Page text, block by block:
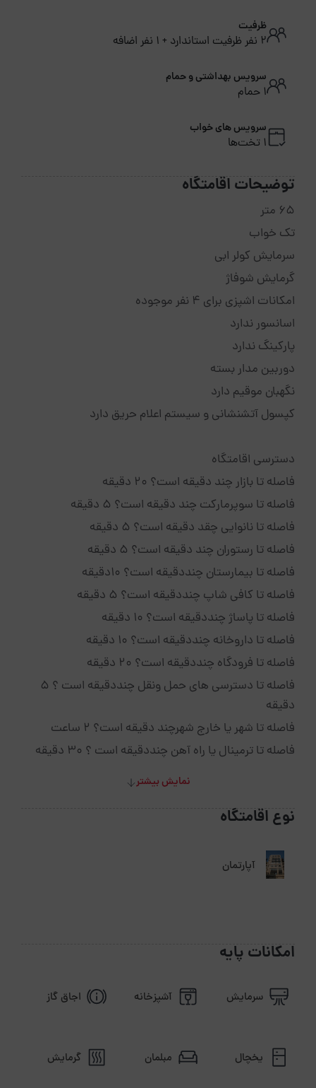
ظرفیت
2 نفر ظرفیت استاندارد + 1 نفر اضافه
سرویس بهداشتی و حمام
1 حمام
سرویس های خواب
1 تخت‌ها
توضیحات اقامتگاه
65 متر
تک خواب
سرمایش کولر ابی
گرمایش شوفاژ
امکانات اشپزی برای 4 نفر موجوده
اسانسور ندارد
پارکینگ ندارد
دوربین مدار بسته
نگهبان موقیم دارد
کپسول آتشنشانی و سیستم اعلام حریق دارد
دسترسی اقامتگاه
فاصله تا بازار چند دقیقه است؟ 20 دقیقه
فاصله تا سوپرمارکت چند دقیقه است؟ 5 دقیقه
فاصله تا نانوایی چقد دقیقه است؟ 5 دقیقه
فاصله تا رستوران چند دقیقه است؟ 5 دقیقه
فاصله تا بیمارستان چنددقیقه است؟ 10دقیقه
فاصله تا کافی شاپ چنددقیقه است؟ 5 دقیقه
فاصله تا پاساژ چنددقیقه است؟ 10 دقیقه
فاصله تا داروخانه چنددقیقه است؟ 10 دقیقه
فاصله تا فرودگاه چنددقیقه است؟ 20 دقیقه
فاصله تا دسترسی های حمل ونقل چنددقیقه است ؟ 5
دقیقه
فاصله تا شهر یا خارج شهرچند دقیقه است؟ 2 ساعت
فاصله تا ترمینال یا راه آهن چنددقیقه است ؟ 30 دقیقه
نمایش بیشتر
نوع اقامتگاه
آپارتمان
امکانات پایه
سرمایش آشپزخانه اجاق گاز
یخچال مبلمان گرمایش